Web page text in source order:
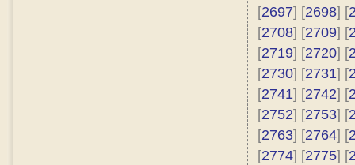
[2697] [2698] [
[2708] [2709] [
[2719] [2720] [
[2730] [2731] [
[2741] [2742] [
[2752] [2753] [
[2763] [2764] [
[2774] [2775] [